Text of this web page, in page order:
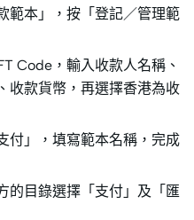
範本」，按「登記／管理範
Code，輸入收款人名稱、
收款貨幣，再選擇香港為收
付」，填寫範本名稱，完成
的目錄選擇「支付」及「匯